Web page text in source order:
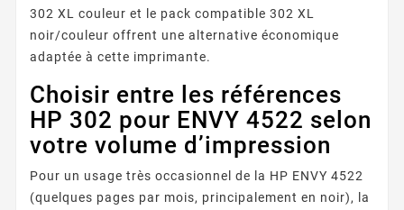
302 XL couleur et le pack compatible 302 XL
noir/couleur offrent une alternative économique
adaptée à cette imprimante.
Choisir entre les références
HP 302 pour ENVY 4522 selon
votre volume d’impression
Pour un usage très occasionnel de la HP ENVY 4522
(quelques pages par mois, principalement en noir), la